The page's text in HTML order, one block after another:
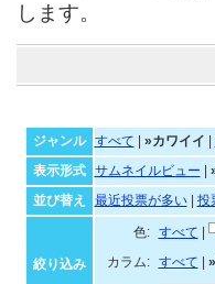
します。
ジャンル すべて »カワイイ
表示形式
サムネイルビュー
並び替え
最近投票が多い| 投
絞り込み
色: すべて
カラム:
すべて